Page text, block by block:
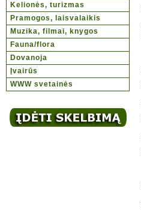
Kelionės, turizmas
Pramogos, laisvalaikis
Muzika, filmai, knygos
Fauna/flora
Dovanoja
Įvairūs
WWW svetainės